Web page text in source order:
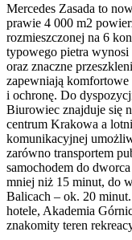
Mercedes Zasada to
prawie 4 000 m2
rozmieszczonej na 6
typowego pietra
oraz znaczne
zapewniają
i ochronę. Do
Biurowiec znajduje się
centrum Krakowa a
komunikacyjnej
zarówno transportem
samochodem do
mniej niż 15 minut, do
Balicach – ok. 20
hotele, Akademia
znakomity teren